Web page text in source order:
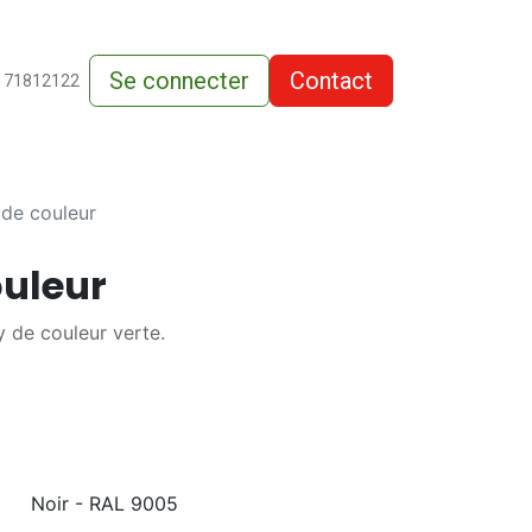
vente
71812122 Se connecter Contact
couleur
de couleur verte.
Noir - RAL 9005